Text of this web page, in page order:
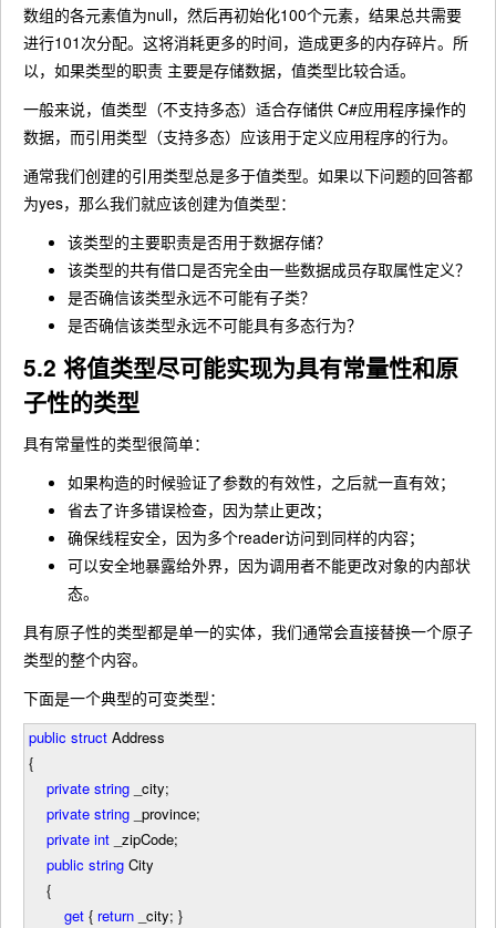
数组的各元素值为null，然后再初始化100个元素，结果总共需要
进行101次分配。这将消耗更多的时间，造成更多的内存碎片。所
以，如果类型的职责 主要是存储数据，值类型比较合适。
一般来说，值类型（不支持多态）适合存储供 C#应用程序操作的
数据，而引用类型（支持多态）应该用于定义应用程序的行为。
通常我们创建的引用类型总是多于值类型。如果以下问题的回答都
为yes，那么我们就应该创建为值类型：
该类型的主要职责是否用于数据存储？
该类型的共有借口是否完全由一些数据成员存取属性定义？
是否确信该类型永远不可能有子类？
是否确信该类型永远不可能具有多态行为？
5.2 将值类型尽可能实现为具有常量性和原
子性的类型
具有常量性的类型很简单：
如果构造的时候验证了参数的有效性，之后就一直有效；
省去了许多错误检查，因为禁止更改；
确保线程安全，因为多个reader访问到同样的内容；
可以安全地暴露给外界，因为调用者不能更改对象的内部状
态。
具有原子性的类型都是单一的实体，我们通常会直接替换一个原子
类型的整个内容。
下面是一个典型的可变类型：
public struct Address
{
private string _city;
private string _province;
private int _zipCode;
public string City
{
get { return _city; }